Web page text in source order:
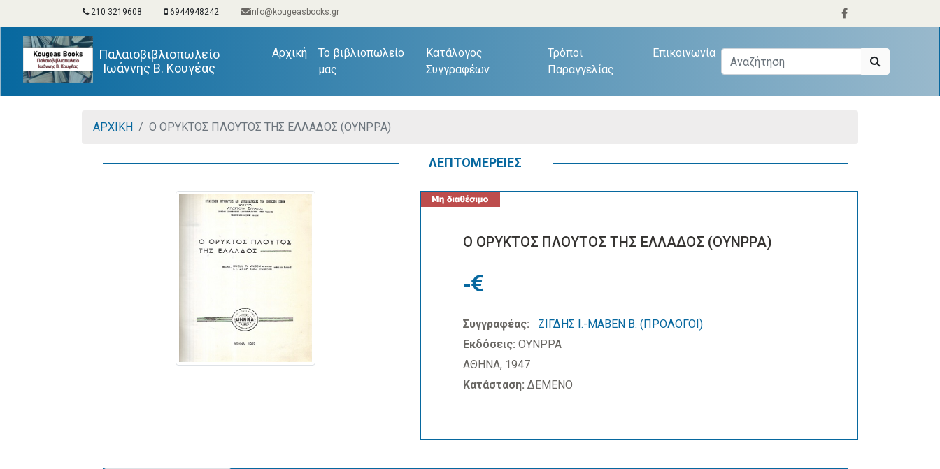
210 3219608 6944948242 info@kougeasbooks.gr
Παλαιοβιβλιοπωλείο
Ιωάννης Β. Κουγέας
Αρχική(current)
Το βιβλιοπωλείο
μας
Κατάλογος
Συγγραφέων
Τρόποι
Παραγγελίας
Επικοινωνία
ΑΡΧΙΚΗ Ο ΟΡΥΚΤΟΣ ΠΛΟΥΤΟΣ ΤΗΣ ΕΛΛΑΔΟΣ (ΟΥΝΡΡΑ)
ΛΕΠΤΟΜΕΡΕΙΕΣ
Ο ΟΡΥΚΤΟΣ ΠΛΟΥΤΟΣ ΤΗΣ ΕΛΛΑΔΟΣ (ΟΥΝΡΡΑ)
-
Συγγραφέας:
ΖΙΓΔΗΣ Ι.-MABEN B. (ΠΡΟΛΟΓΟΙ)
Εκδόσεις: ΟΥΝΡΡΑ
ΑΘΗΝΑ, 1947
Κατάσταση: ΔΕΜΕΝΟ